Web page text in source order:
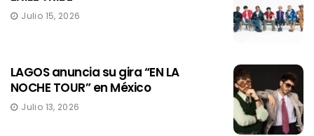
Julio 15, 2026
LAGOS anuncia su gira “EN LA
NOCHE TOUR” en México
Julio 13, 2026